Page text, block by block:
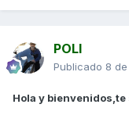
POLI
Publicado 8
Hola y